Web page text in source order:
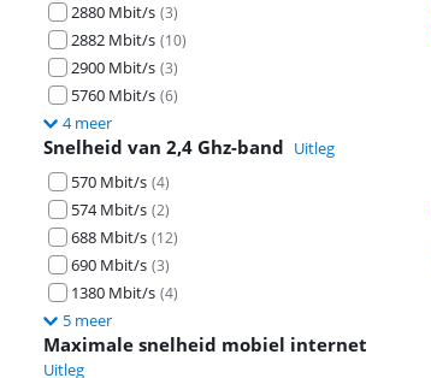
2880 Mbit/s (3)
2882 Mbit/s (10)
2900 Mbit/s (3)
5760 Mbit/s (6)
4 meer
Snelheid van 2,4 Ghz-band Uitleg
570 Mbit/s (4)
574 Mbit/s (2)
688 Mbit/s (12)
690 Mbit/s (3)
1380 Mbit/s (4)
5 meer
Maximale snelheid mobiel internet
Uitleg